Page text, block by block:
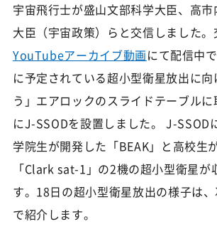
宇宙飛行士が盛山文部科学大臣、高
大臣（宇宙政策）らと交信しました。
YouTubeアーカイブ動画にて配信中
に予定されている超小型衛星放出に
う」エアロックのスライドテーブル
にJ-SSODを設置しました。 J-SSOD
学院生が開発した「BEAK」と高校生
「Clark sat-1」の2機の超小型衛星が
す。18日の超小型衛星放出の様子は
で紹介します。